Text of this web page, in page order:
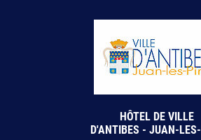
HÔTEL DE VILLE
D'ANTIBES - JUAN-